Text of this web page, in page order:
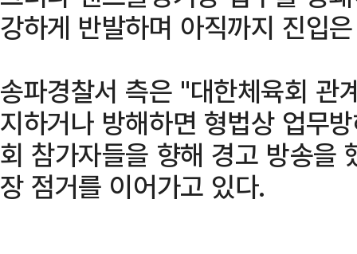
강하게 반발하며 아직까지 진입
송파경찰서 측은 "대한체육회 관
지하거나 방해하면 형법상 업무
회 참가자들을 향해 경고 방송을
장 점거를 이어가고 있다.